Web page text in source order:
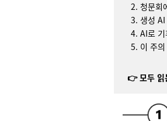
청문회
생성
AI로
이 주
👉 모두